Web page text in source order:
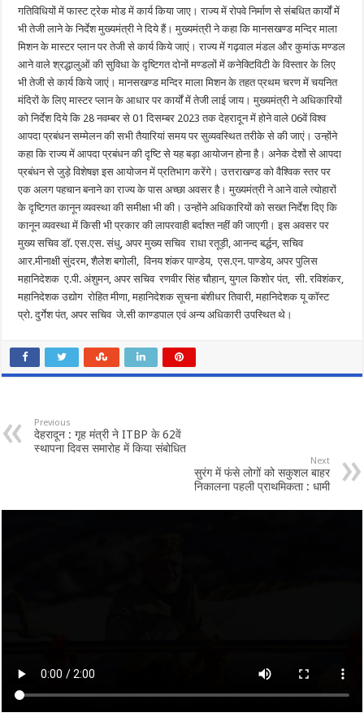
गतिविधियों में फास्ट ट्रेक मोड में कार्य किया जाए। राज्य में रोपवे निर्माण से संबधित कार्यों में
भी तेजी लाने के निर्देश मुख्यमंत्री ने दिये हैं। मुख्यमंत्री ने कहा कि मानसखण्ड मन्दिर माला
मिशन के मास्टर प्लान पर तेजी से कार्य किये जाएं। राज्य में गढ़वाल मंडल और कुमांऊ मण्डल
आने वाले श्रद्धालुओं की सुविधा के दृष्टिगत दोनों मण्डलों में कनेक्टिविटी के विस्तार के लिए
भी तेजी से कार्य किये जाएं। मानसखण्ड मन्दिर माला मिशन के तहत प्रथम चरण में चयनित
मंदिरों के लिए मास्टर प्लान के आधार पर कार्यों में तेजी लाई जाय। मुख्यमंत्री ने अधिकारियों
को निर्देश दिये कि 28 नवम्बर से 01 दिसम्बर 2023 तक देहरादून में होने वाले 06वें विश्व
आपदा प्रबंधन सम्मेलन की सभी तैयारियां समय पर सुव्यवस्थित तरीके से की जाएं। उन्होंने
कहा कि राज्य में आपदा प्रबंधन की दृष्टि से यह बड़ा आयोजन होना है। अनेक देशों से आपदा
प्रबंधन से जुड़े विशेषज्ञ इस आयोजन में प्रतिभाग करेंगे। उत्तराखण्ड को वैश्विक स्तर पर
एक अलग पहचान बनाने का राज्य के पास अच्छा अवसर है। मुख्यमंत्री ने आने वाले त्योहारों
के दृष्टिगत कानून व्यवस्था की समीक्षा भी की। उन्होंने अधिकारियों को सख्त निर्देश दिए कि
कानून व्यवस्था में किसी भी प्रकार की लापरवाही बर्दाश्त नहीं की जाएगी। इस अवसर पर
मुख्य सचिव डॉ. एस.एस. संधु, अपर मुख्य सचिव राधा रतूड़ी, आनन्द बर्द्धन, सचिव
आर.मीनाक्षी सुंदरम, शैलेश बगोली, विनय शंकर पाण्डेय, एस.एन. पाण्डेय, अपर पुलिस
महानिदेशक ए.पी. अंशुमन, अपर सचिव रणवीर सिंह चौहान, युगल किशोर पंत, सी. रविशंकर,
महानिदेशक उद्योग रोहित मीणा, महानिदेशक सूचना बंशीधर तिवारी, महानिदेशक यू कॉस्ट
प्रो. दुर्गेश पंत, अपर सचिव जे.सी काण्डपाल एवं अन्य अधिकारी उपस्थित थे।
Previous
देहरादून : गृह मंत्री ने ITBP के 62वें
स्थापना दिवस समारोह में किया संबोधित
Next
सुरंग में फंसे लोगों को सकुशल बाहर
निकालना पहली प्राथमिकता : धामी